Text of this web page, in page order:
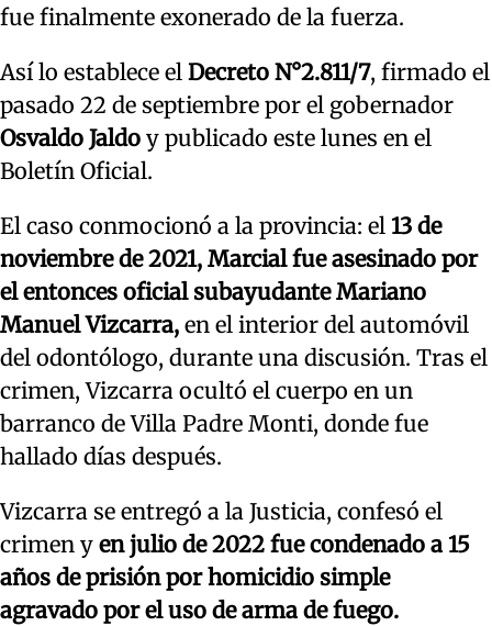
fue finalmente exonerado de la fuerza.
Así lo establece el Decreto N°2.811/7, firmado el
pasado 22 de septiembre por el gobernador
Osvaldo Jaldo y publicado este lunes en el
Boletín Oficial.
El caso conmocionó a la provincia: el 13 de
noviembre de 2021, Marcial fue asesinado por
el entonces oficial subayudante Mariano
Manuel Vizcarra, en el interior del automóvil
del odontólogo, durante una discusión. Tras el
crimen, Vizcarra ocultó el cuerpo en un
barranco de Villa Padre Monti, donde fue
hallado días después.
Vizcarra se entregó a la Justicia, confesó el
crimen y en julio de 2022 fue condenado a 15
años de prisión por homicidio simple
agravado por el uso de arma de fuego.